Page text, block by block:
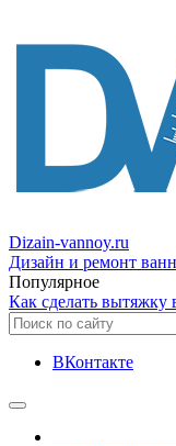
Dizain-vannoy.ru
Дизайн и ремонт
Популярное
Как сделать
ВКонтакте